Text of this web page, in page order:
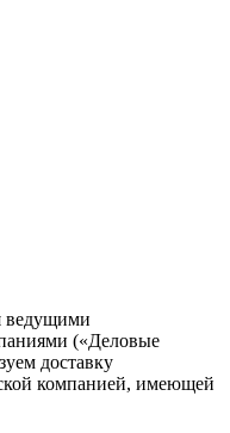
ведущими
(«Деловые
доставку
компанией, имеющей